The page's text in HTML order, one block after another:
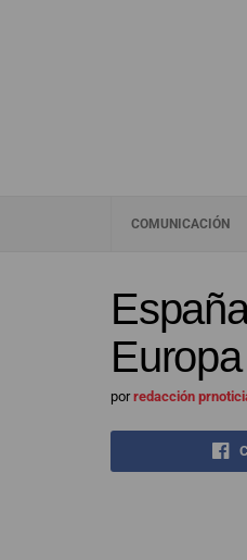
COMUNICACIÓN
Europa
porredacción